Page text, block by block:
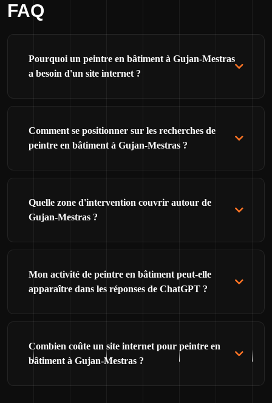
FAQ
Pourquoi un peintre en bâtiment à Gujan-Mestras
a besoin d'un site internet ?
Comment se positionner sur les recherches de
peintre en bâtiment à Gujan-Mestras ?
Quelle zone d'intervention couvrir autour de
Gujan-Mestras ?
Mon activité de peintre en bâtiment peut-elle
apparaître dans les réponses de ChatGPT ?
Combien coûte un site internet pour peintre en
bâtiment à Gujan-Mestras ?